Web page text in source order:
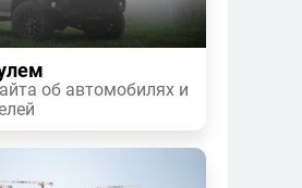
об автомобилях и